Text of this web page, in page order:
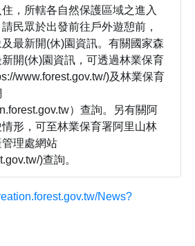
，所轄各自然保護區域之進入
民眾於出發前往戶外遊憩前，
最新開(休)園資訊。有關國家森
開(休)園資訊，可透過林業保育
www.forest.gov.tw/)及林業保育
）查詢。另有關阿
形，可至林業保育署阿里山林
理處網站
)查詢。
News?